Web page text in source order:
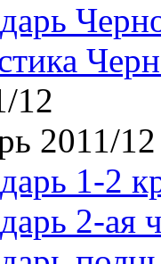
12
2011/12
1-2
2-ая